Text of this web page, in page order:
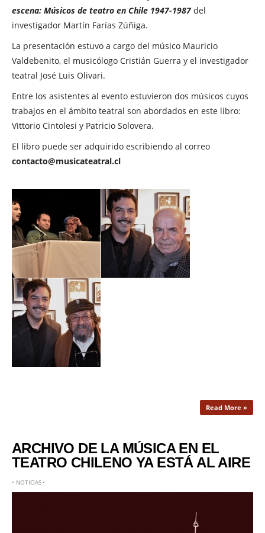
escena: Músicos de teatro en Chile 1947-1987del
investigador Martín Farías Zúñiga.
La presentación estuvo a cargo del músico Mauricio
Valdebenito, el musicólogo Cristián Guerra y el investigador
teatral José Luis Olivari.
Entre los asistentes al evento estuvieron dos músicos cuyos
trabajos en el ámbito teatral son abordados en este libro:
Vittorio Cintolesi y Patricio Solovera.
El libro puede ser adquirido escribiendo al correo
contacto@musicateatral.cl
Read More »
ARCHIVO DE LA MÚSICA EN EL
TEATRO CHILENO YA ESTÁ AL AIRE
• NOTICIAS•